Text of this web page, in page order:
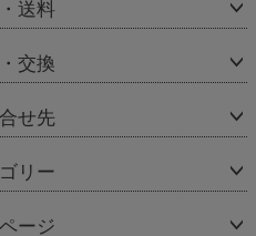
送料
交換
せ先
リー
ージ